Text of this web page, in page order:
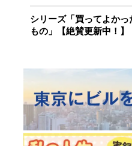
シリーズ「買ってよかっ
もの」【絶賛更新中！】